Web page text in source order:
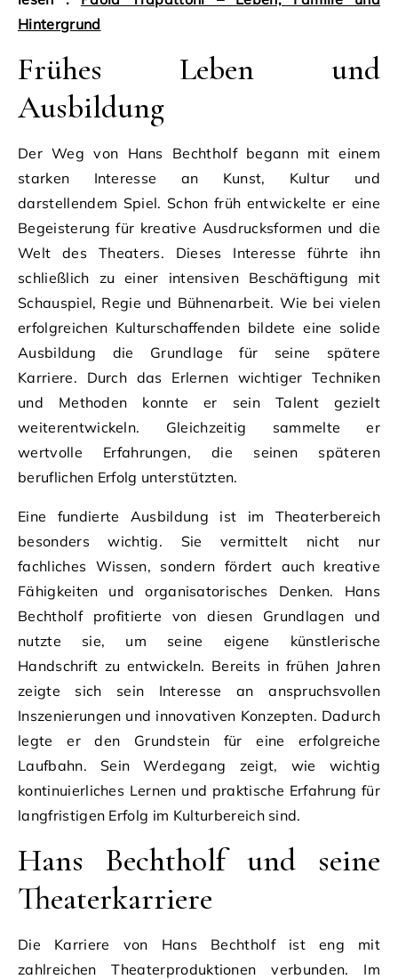
Hintergrund
Frühes Leben und
Ausbildung
Der Weg von Hans Bechtholf begann mit einem
starken Interesse an Kunst, Kultur und
darstellendem Spiel. Schon früh entwickelte er eine
Begeisterung für kreative Ausdrucksformen und die
Welt des Theaters. Dieses Interesse führte ihn
schließlich zu einer intensiven Beschäftigung mit
Schauspiel, Regie und Bühnenarbeit. Wie bei vielen
erfolgreichen Kulturschaffenden bildete eine solide
Ausbildung die Grundlage für seine spätere
Karriere. Durch das Erlernen wichtiger Techniken
und Methoden konnte er sein Talent gezielt
weiterentwickeln. Gleichzeitig sammelte er
wertvolle Erfahrungen, die seinen späteren
beruflichen Erfolg unterstützten.
Eine fundierte Ausbildung ist im Theaterbereich
besonders wichtig. Sie vermittelt nicht nur
fachliches Wissen, sondern fördert auch kreative
Fähigkeiten und organisatorisches Denken. Hans
Bechtholf profitierte von diesen Grundlagen und
nutzte sie, um seine eigene künstlerische
Handschrift zu entwickeln. Bereits in frühen Jahren
zeigte sich sein Interesse an anspruchsvollen
Inszenierungen und innovativen Konzepten. Dadurch
legte er den Grundstein für eine erfolgreiche
Laufbahn. Sein Werdegang zeigt, wie wichtig
kontinuierliches Lernen und praktische Erfahrung für
langfristigen Erfolg im Kulturbereich sind.
Hans Bechtholf und seine
Theaterkarriere
Die Karriere von Hans Bechtholf ist eng mit
zahlreichen Theaterproduktionen verbunden. Im